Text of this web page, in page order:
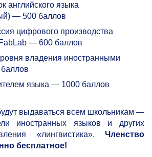
английского языка
— 500 баллов
цифрового производства
— 600 баллов
владения иностранными
языка — 1000 баллов
выдаваться всем школьникам —
иностранных языков и других
«лингвистика». Членство
бесплатное!